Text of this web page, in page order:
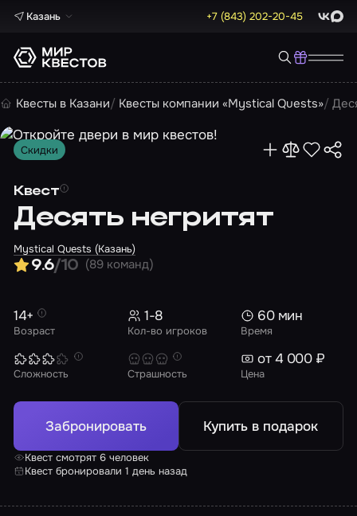
Казань +7 (843) 202-20-45 Max
Квесты в Казани Квесты компании «Mystical Quests»
Скидки
Квест
Десять негритят
Mystical Quests (Казань)
9.6/10 (89 команд)
Возраст
14+
Кол-во игроков
1-8
Время
60 мин
Сложность Страшность Цена
от 4 000 ₽
Забронировать Купить в подарок
Квест смотрят 6 человек
Квест бронировали 1 день назад